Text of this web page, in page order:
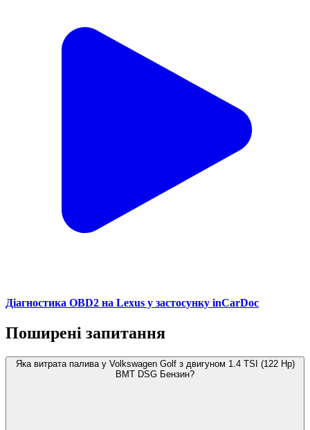
Діагностика OBD2 на Lexus у застосунку inCarDoc
Поширені запитання
Яка витрата палива у Volkswagen Golf з двигуном 1.4 TSI (122 Hp)
BMT DSG Бензин?